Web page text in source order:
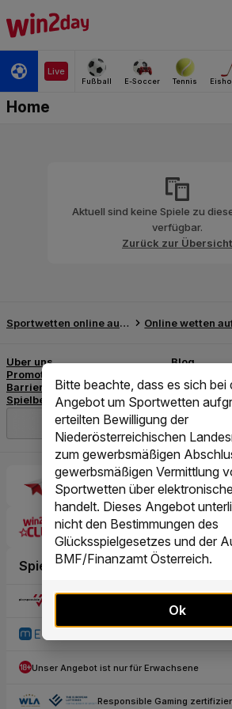
Bitte beachte, dass es sich bei
Angebot um Sportwetten
erteilten Bewilligung der
Niederösterreichischen
zum gewerbsmäßigen
gewerbsmäßigen Vermittlung
Sportwetten über
handelt. Dieses Angebot
nicht den Bestimmungen des
Glücksspielgesetzes und der
BMF/Finanzamt Österreich.
Ok
Aktuell sind keine Spiele zu
verfügbar.
Zurück zur Übersicht